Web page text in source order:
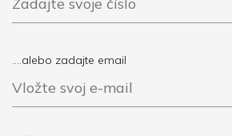
....alebo zadajte email